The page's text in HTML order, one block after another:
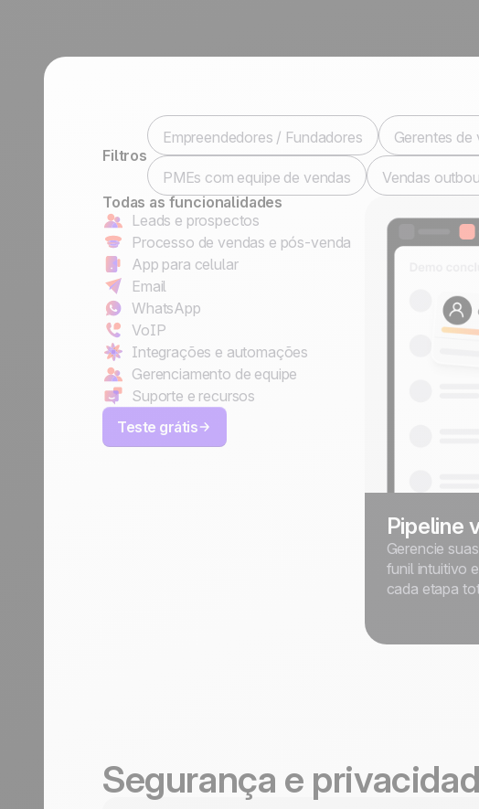
Filtros
Empreendedores / Fundadores Gerentes de
PMEs com equipe de vendas
Vendas
Todas as funcionalidades
Leads e prospectos
Processo de vendas e pós-venda
App para celular
Email
WhatsApp
VoIP
Integrações e automações
Gerenciamento de equipe
Suporte e recursos
Teste grátis
Pipeline
Gerencie
funil intuitivo
cada etapa
Segurança e